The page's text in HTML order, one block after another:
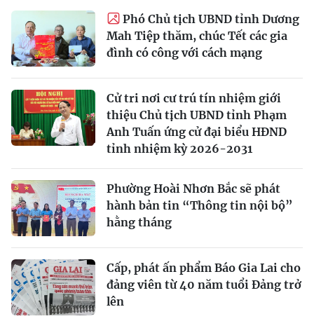
Phó Chủ tịch UBND tỉnh Dương
Mah Tiệp thăm, chúc Tết các gia
đình có công với cách mạng
Cử tri nơi cư trú tín nhiệm giới
thiệu Chủ tịch UBND tỉnh Phạm
Anh Tuấn ứng cử đại biểu HĐND
tỉnh nhiệm kỳ 2026-2031
Phường Hoài Nhơn Bắc sẽ phát
hành bản tin “Thông tin nội bộ”
hằng tháng
Cấp, phát ấn phẩm Báo Gia Lai cho
đảng viên từ 40 năm tuổi Đảng trở
lên